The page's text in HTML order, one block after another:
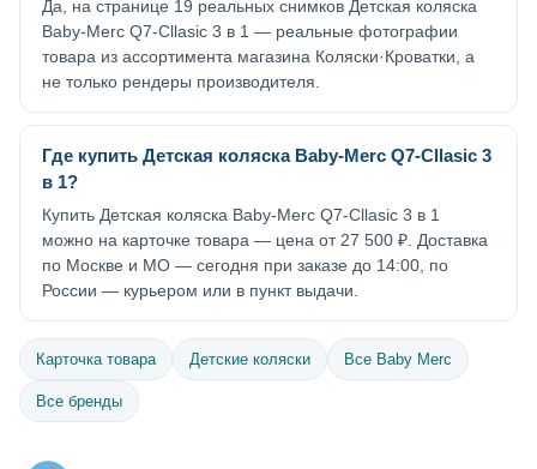
Да, на странице 19 реальных снимков Детская коляска
Baby-Merc Q7-Cllasic 3 в 1 — реальные фотографии
товара из ассортимента магазина Коляски·Кроватки, а
не только рендеры производителя.
Где купить Детская коляска Baby-Merc Q7-Cllasic 3
в 1?
Купить Детская коляска Baby-Merc Q7-Cllasic 3 в 1
можно на карточке товара — цена от 27 500 ₽. Доставка
по Москве и МО — сегодня при заказе до 14:00, по
России — курьером или в пункт выдачи.
Карточка товара Детские коляски Все Baby Merc
Все бренды